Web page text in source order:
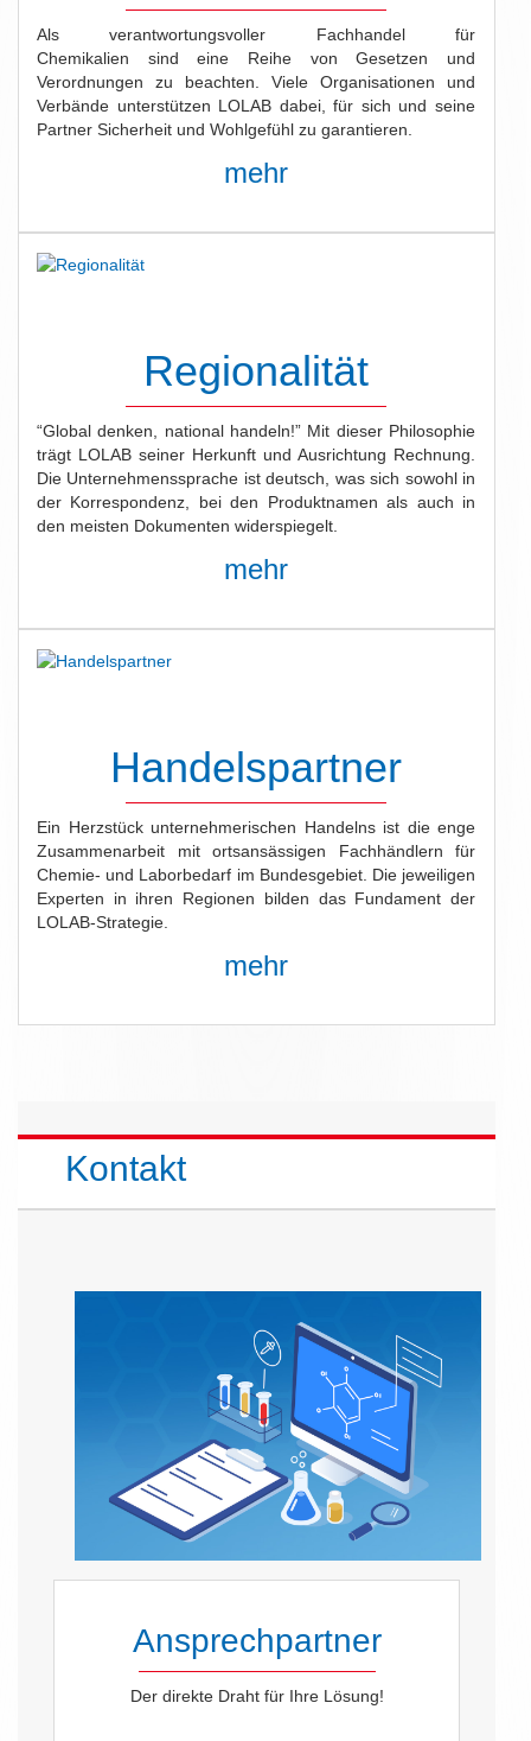
Als verantwortungsvoller Fachhandel für
Chemikalien sind eine Reihe von Gesetzen und
Verordnungen zu beachten. Viele Organisationen und
Verbände unterstützen LOLAB dabei, für sich und seine
Partner Sicherheit und Wohlgefühl zu garantieren.
mehr
Regionalität
“Global denken, national handeln!” Mit dieser Philosophie
trägt LOLAB seiner Herkunft und Ausrichtung Rechnung.
Die Unternehmenssprache ist deutsch, was sich sowohl in
der Korrespondenz, bei den Produktnamen als auch in
den meisten Dokumenten widerspiegelt.
mehr
Handelspartner
Ein Herzstück unternehmerischen Handelns ist die enge
Zusammenarbeit mit ortsansässigen Fachhändlern für
Chemie- und Laborbedarf im Bundesgebiet. Die jeweiligen
Experten in ihren Regionen bilden das Fundament der
LOLAB-Strategie.
mehr
Kontakt
Ansprechpartner
Der direkte Draht für Ihre Lösung!